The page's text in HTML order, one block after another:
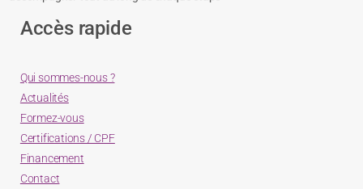
Accès rapide
Qui sommes-nous ?
Actualités
Formez-vous
Certifications / CPF
Financement
Contact